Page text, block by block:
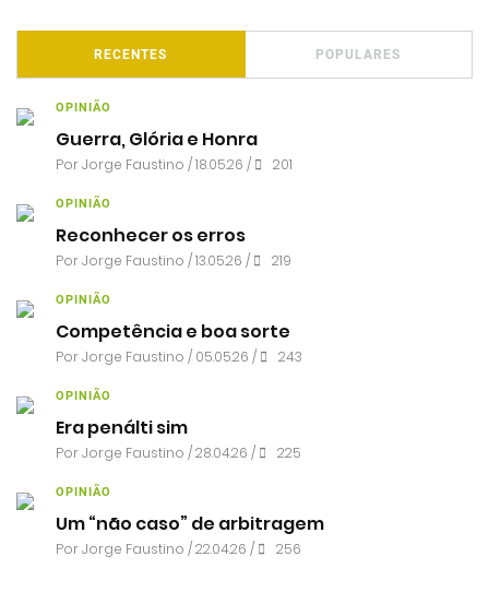
RECENTES POPULARES
OPINIÃO
Guerra, Glória e Honra
PorJorge Faustino / 18.05.26 / 201
OPINIÃO
Reconhecer os erros
PorJorge Faustino / 13.05.26 / 219
OPINIÃO
Competência e boa sorte
PorJorge Faustino / 05.05.26 / 243
OPINIÃO
Era penálti sim
PorJorge Faustino / 28.04.26 / 225
OPINIÃO
Um “não caso” de arbitragem
PorJorge Faustino / 22.04.26 / 256